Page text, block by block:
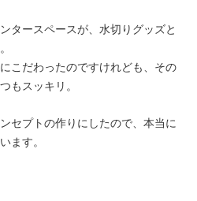
タースペースが、水切りグッズと
こだわったのですけれども、その
もスッキリ。
セプトの作りにしたので、本当に
ます。